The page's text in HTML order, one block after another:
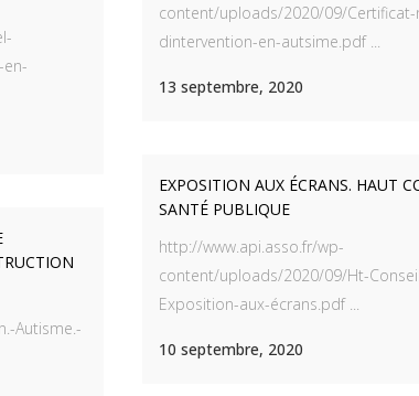
content/uploads/2020/09/
dintervention-en-autsime.pdf ...
13 septembre, 2020
EXPOSITION AUX ÉCRANS. HAUT
SANTÉ PUBLIQUE
http://www.api.asso.fr/wp-
content/uploads/2020/09/Ht-
Exposition-aux-écrans.pdf ...
10 septembre, 2020
Autisme.-